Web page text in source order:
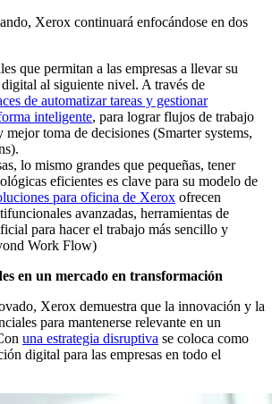
Xerox continuará enfocándose en dos
que permitan a las empresas a llevar su
al siguiente nivel. A través de
de automatizar tareas y gestionar
inteligente, para lograr flujos de trabajo
mejor toma de decisiones (Smarter systems,
lo mismo grandes que pequeñas, tener
eficientes es clave para su modelo de
para oficina de Xerox ofrecen
avanzadas, herramientas de
para hacer el trabajo más sencillo y
Work Flow)
en un mercado en transformación
Xerox demuestra que la innovación y la
para mantenerse relevante en un
una estrategia disruptiva se coloca como
digital para las empresas en todo el